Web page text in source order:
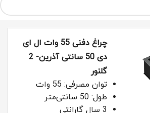
چراغ دفنی 55 وات ال ای
دی 50 سانتی آذرین- 2
گلنور
توان مصرفی: 55 وات
طول: 50 سانتی‌متر
3 سال گارانتی